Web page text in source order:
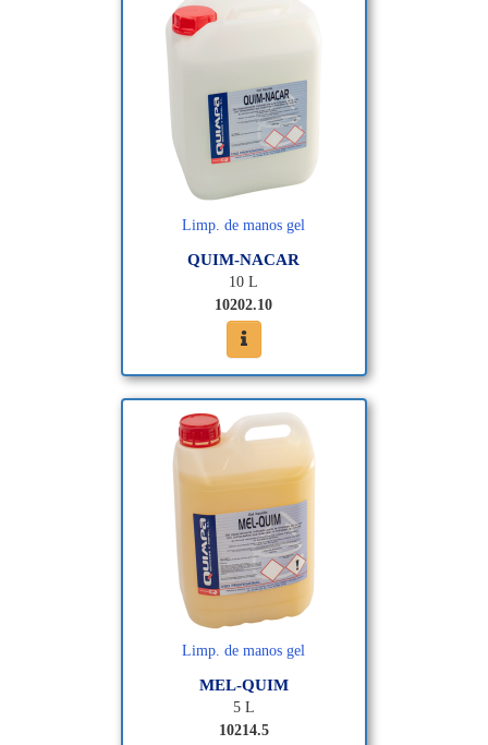
Limp. de manos gel
QUIM-NACAR
10 L
10202.10
Limp. de manos gel
MEL-QUIM
5 L
10214.5